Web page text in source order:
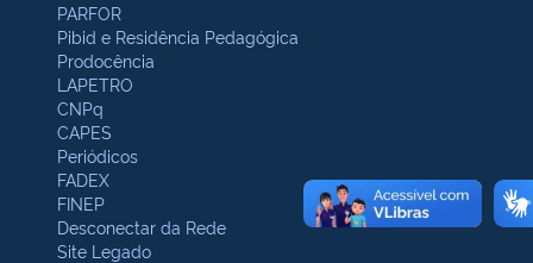
PARFOR
Pibid e Residência Pedagógica
Prodocência
LAPETRO
CNPq
CAPES
Periódicos
FADEX
FINEP
Desconectar da Rede
Site Legado